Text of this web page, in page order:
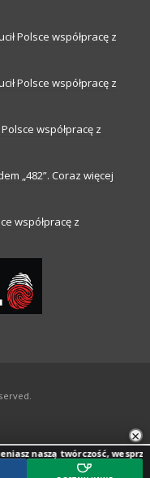
Polsce współpracę z
Polsce współpracę z
współpracę z
„482”. Coraz więcej
współpracę z
×
twórczość, wesprzyj jej